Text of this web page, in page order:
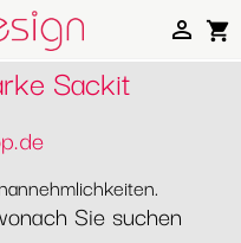
shopping_cart

Sackit
Sie suchen